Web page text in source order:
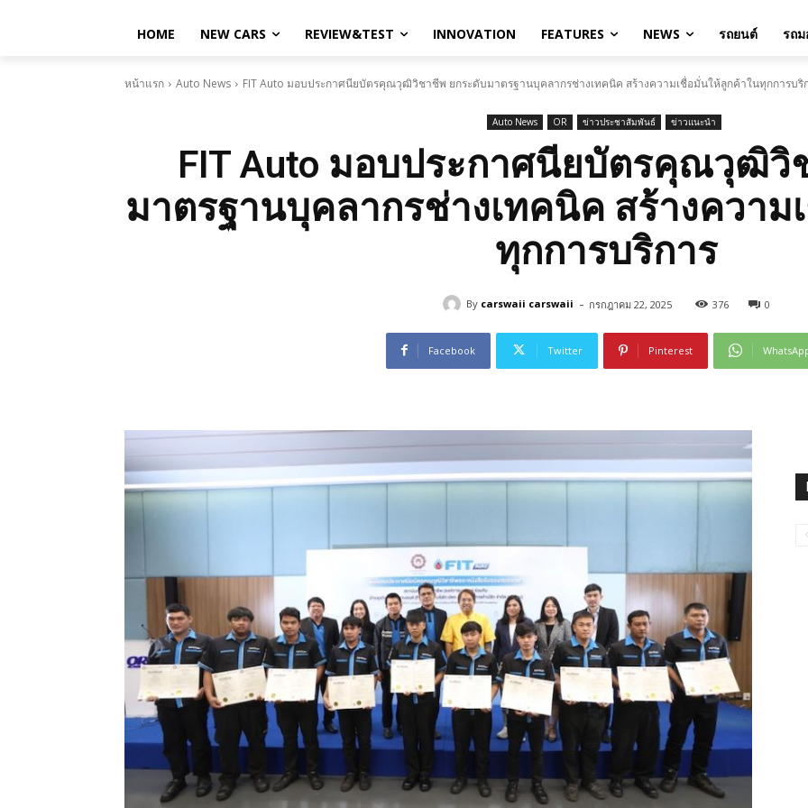
HOME NEW CARS REVIEW&TEST INNOVATION FEATURES NEWS รถยนต์ รถม
หน้าแรก Auto News FIT Auto มอบประกาศนียบัตรคุณวุฒิวิชาชีพ ยกระดับมาตรฐานบุคลากรช่างเทคนิค สร้างความเชื่อมั่นให้ลูกค้าในทุกการบริ
Auto News OR ข่าวประชาสัมพันธ์ ข่าวแนะนำ
FIT Auto มอบประกาศนียบัตรคุณวุฒิวิ
มาตรฐานบุคลากรช่างเทคนิค สร้างควา
ทุกการบริการ
By carswaii carswaii - กรกฎาคม 22, 2025 376 0
Facebook Twitter Pinterest